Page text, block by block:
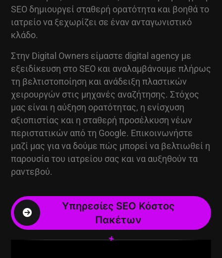
SEO δημιουργεί σταθερή ορατότητα και βοηθά το
ιατρείο να ξεχωρίζει σε έναν ανταγωνιστικό
κλάδο.
Στην Digital Owners είμαστε digital agency με
εξειδίκευση στοSEO και αναλαμβάνουμε πλήρως
τη βελτιστοποίηση και ανάδειξη πλαστικών
χειρουργών στις μηχανές αναζήτησης. Στόχος
μας είναι η αύξηση ορατότητας, η ενίσχυση
αξιοπιστίας και η σταθερή προσέλκυση νέων
περιστατικών από τη Google. Επικοινωνήστε
μαζί μας για να δούμε πώς μπορεί να βελτιωθεί η
παρουσία του ιατρείου σας και να αυξηθούν τα
ραντεβού.
+
+